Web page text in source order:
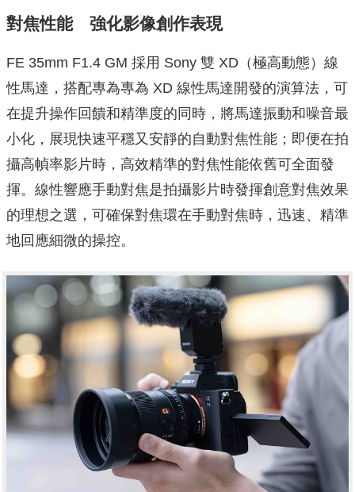
對焦性能 強化影像創作表現
FE 35mm F1.4 GM 採用 Sony 雙 XD（極高動態）線
性馬達，搭配專為專為 XD 線性馬達開發的演算法，可
在提升操作回饋和精準度的同時，將馬達振動和噪音最
小化，展現快速平穩又安靜的自動對焦性能；即便在拍
攝高幀率影片時，高效精準的對焦性能依舊可全面發
揮。線性響應手動對焦是拍攝影片時發揮創意對焦效果
的理想之選，可確保對焦環在手動對焦時，迅速、精準
地回應細微的操控。